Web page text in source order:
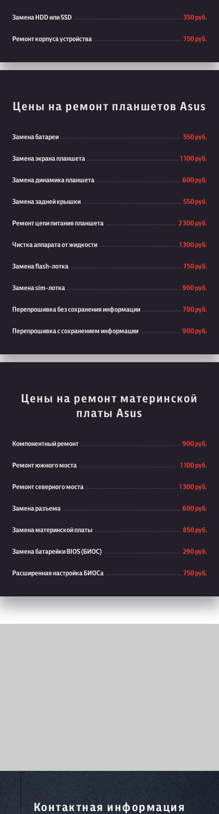
Замена HDD или SSD 350 руб.
Ремонт корпуса устройства 750 руб.
Цены на ремонт планшетов Asus
Замена батареи 550 руб.
Замена экрана планшета 1 100 руб.
Замена динамика планшета 600 руб.
Замена задней крышки 550 руб.
Ремонт цепи питания планшета 2 300 руб.
Чистка аппарата от жидкости 1 300 руб.
Замена flash-лотка 750 руб.
Замена sim-лотка 900 руб.
Перепрошивка без сохранения информации 700 руб.
Перепрошивка с сохранением информации 900 руб.
Цены на ремонт материнской
платы Asus
Компонентный ремонт 900 руб.
Ремонт южного моста 1 100 руб.
Ремонт северного моста 1 300 руб.
Замена разъема 600 руб.
Замена материнской платы 850 руб.
Замена батарейки BIOS (БИОС) 290 руб.
Расширенная настройка БИОСа 750 руб.
Контактная информация